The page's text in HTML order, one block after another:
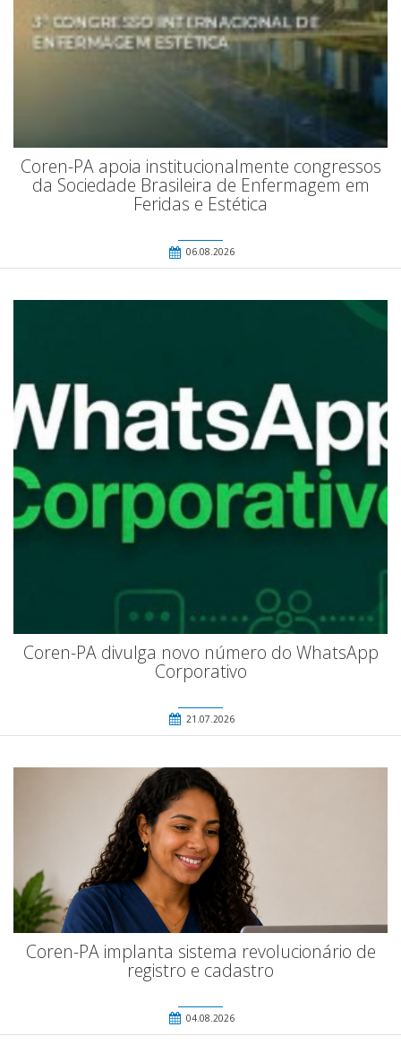
Coren-PA apoia institucionalmente congressos
da Sociedade Brasileira de Enfermagem em
Feridas e Estética
06.08.2026
Coren-PA divulga novo número do WhatsApp
Corporativo
21.07.2026
Coren-PA implanta sistema revolucionário de
registro e cadastro
04.08.2026